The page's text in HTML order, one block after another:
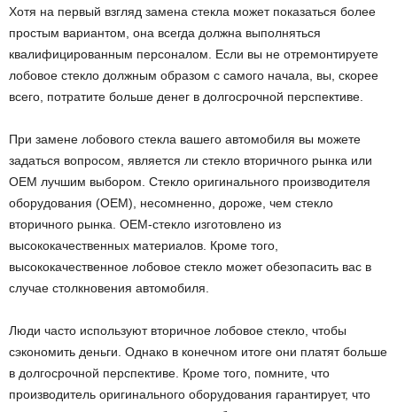
Хотя на первый взгляд замена стекла может показаться более
простым вариантом, она всегда должна выполняться
квалифицированным персоналом. Если вы не отремонтируете
лобовое стекло должным образом с самого начала, вы, скорее
всего, потратите больше денег в долгосрочной перспективе.
При замене лобового стекла вашего автомобиля вы можете
задаться вопросом, является ли стекло вторичного рынка или
OEM лучшим выбором. Стекло оригинального производителя
оборудования (OEM), несомненно, дороже, чем стекло
вторичного рынка. OEM-стекло изготовлено из
высококачественных материалов. Кроме того,
высококачественное лобовое стекло может обезопасить вас в
случае столкновения автомобиля.
Люди часто используют вторичное лобовое стекло, чтобы
сэкономить деньги. Однако в конечном итоге они платят больше
в долгосрочной перспективе. Кроме того, помните, что
производитель оригинального оборудования гарантирует, что